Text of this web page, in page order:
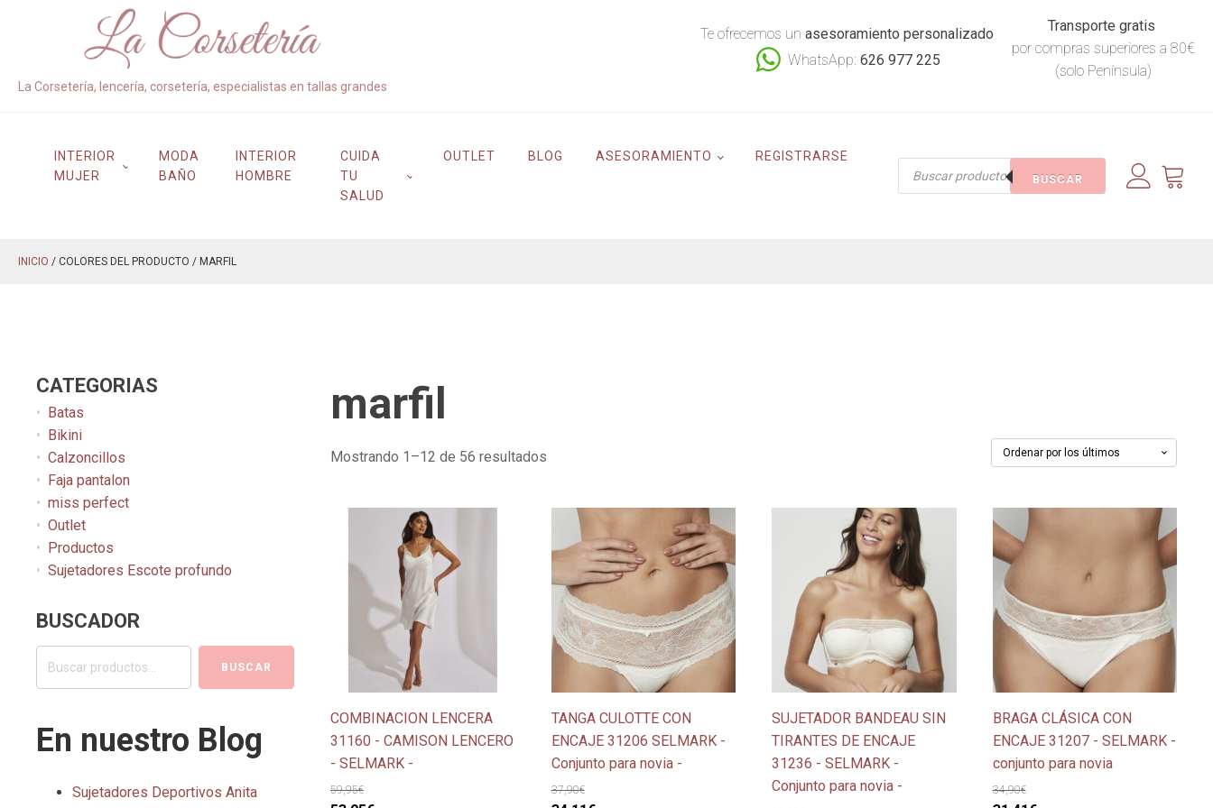
La Corsetería, lencería, corsetería, especialistas en tallas grandes
Te ofrecemos un asesoramiento personalizado
WhatsApp: 626 977 225
Transporte gratis
por compras superiores a 80€
(solo Península)
INTERIOR
MUJER
MODA
BAÑO
INTERIOR
HOMBRE
CUIDA
TU
SALUD
OUTLET BLOG ASESORAMIENTO REGISTRARSE
Búsqueda
BUSCAR
INICIO / COLORES DEL PRODUCTO / MARFIL
CATEGORIAS
Batas
Bikini
Calzoncillos
Faja pantalon
miss perfect
Outlet
Productos
Sujetadores Escote profundo
BUSCADOR
Buscar
BUSCAR
En nuestro Blog
Sujetadores Deportivos Anita
marfil
Mostrando 1–12 de 56 resultados
últimos
COMBINACION LENCERA
31160 - CAMISON LENCERO
- SELMARK -
59,95€
tiene
múltiples
variantes.
opciones
pueden
elegir
en
la
página
TANGA CULOTTE CON
ENCAJE 31206 SELMARK -
Conjunto para novia -
37,90€
Este
producto
tiene
múltiples
variantes.
Las
opciones
pueden
elegir
en
la
página
SUJETADOR BANDEAU SIN
TIRANTES DE ENCAJE
31236 - SELMARK -
Conjunto para novia -
múltiples
variantes.
Las
opciones
se
pueden
elegir
en
la
página
BRAGA CLÁSICA CON
ENCAJE 31207 - SELMARK -
conjunto para novia
34,90€
Este
producto
tiene
múltiples
variantes.
Las
opciones
se
pueden
elegir
en
la
página